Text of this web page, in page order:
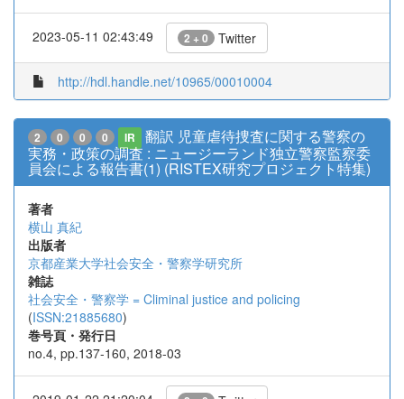
2023-05-11 02:43:49 2 + 0 Twitter
http://hdl.handle.net/10965/00010004
2 0 0 0 IR
翻訳 児童虐待捜査に関する警察の
実務・政策の調査 : ニュージーランド独立警察監察委
員会による報告書(1) (RISTEX研究プロジェクト特集)
著者
横山 真紀
出版者
京都産業大学社会安全・警察学研究所
雑誌
社会安全・警察学 = Climinal justice and policing
(ISSN:21885680)
巻号頁・発行日
no.4, pp.137-160, 2018-03